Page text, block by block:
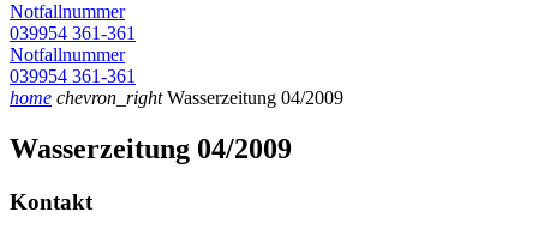
Notfallnummer
039954 361-361
Notfallnummer
039954 361-361
home chevron_right Wasserzeitung 04/2009
Wasserzeitung 04/2009
Kontakt